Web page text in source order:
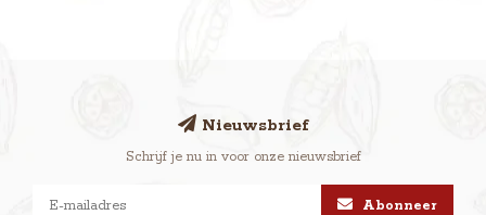
Nieuwsbrief
Schrijf je nu in voor onze nieuwsbrief
Abonneer